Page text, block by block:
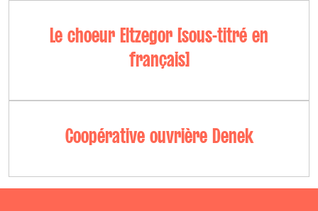
Le choeur Eltzegor [sous-titré en
français]
Coopérative ouvrière Denek